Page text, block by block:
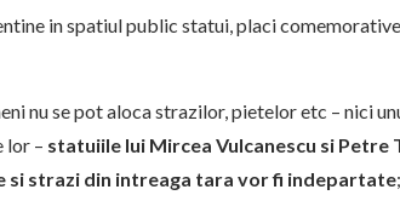
in spatiul public statui, placi
nu se pot aloca strazilor, pietelor etc – nici
lor – statuiile lui Mircea Vulcanescu si Petre
si strazi din intreaga tara vor fi indepartate;